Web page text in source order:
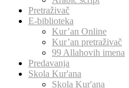
Pretraživač
E-biblioteka
Kur’an Online
Kur’an pretraživač
99 Allahovih imena
Predavanja
Skola Kur'ana
Skola Kur'ana